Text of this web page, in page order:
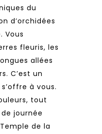
du
d’orchidées
Vous
fleuris, les
allées
C’est un
à vous.
tout
journée
de la